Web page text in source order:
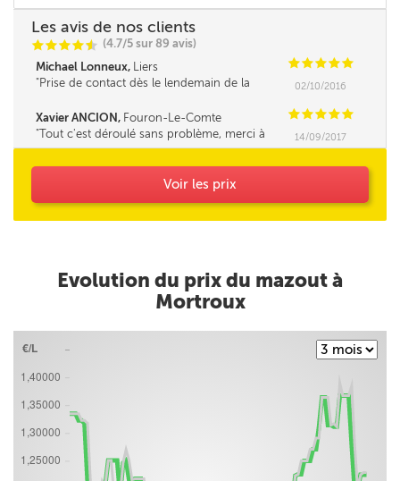
Les avis de nos clients
CCCCi
@ (4.7/5 sur 89 avis)
Michael Lonneux, Liers CCCCC
Prise de contact dès le lendemain de la
sur le site, rapide*****
02/10/2016
Xavier ANCION, Fouron-Le-Comte CCCCC
Tout c'est déroulé sans problème, merci à
vous
14/09/2017
Voir les prix
Evolution du prix du mazout à
Mortroux